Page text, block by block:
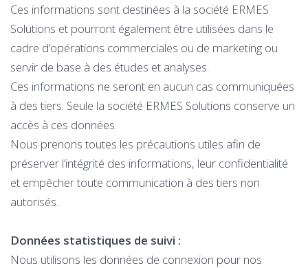
Ces informations sont destinées à la société ERMES
Solutions et pourront également être utilisées dans le
cadre d’opérations commerciales ou de marketing ou
servir de base à des études et analyses.
Ces informations ne seront en aucun cas communiquées
à des tiers. Seule la société ERMES Solutions conserve un
accès à ces données.
Nous prenons toutes les précautions utiles afin de
préserver l’intégrité des informations, leur confidentialité
et empêcher toute communication à des tiers non
autorisés.
Données statistiques de suivi :
Nous utilisons les données de connexion pour nos